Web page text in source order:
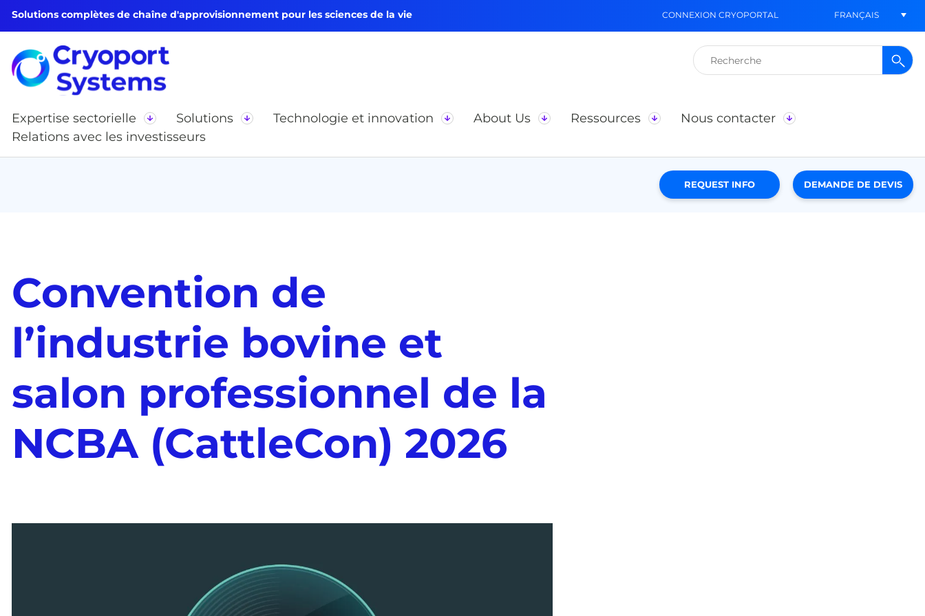
Solutions complètes de chaîne d'approvisionnement pour les sciences de la vie CONNEXION CRYOPORTAL FRANÇAIS
Rechercher :
Expertise sectorielle Solutions Technologie et innovation About Us Ressources
Nous contacter
Relations avec les investisseurs
REQUEST INFO DEMANDE DE DEVIS
Convention de
l’industrie bovine et
salon professionnel de la
NCBA (CattleCon) 2026